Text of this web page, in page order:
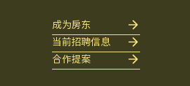
成为房东
当前招聘信息
合作提案